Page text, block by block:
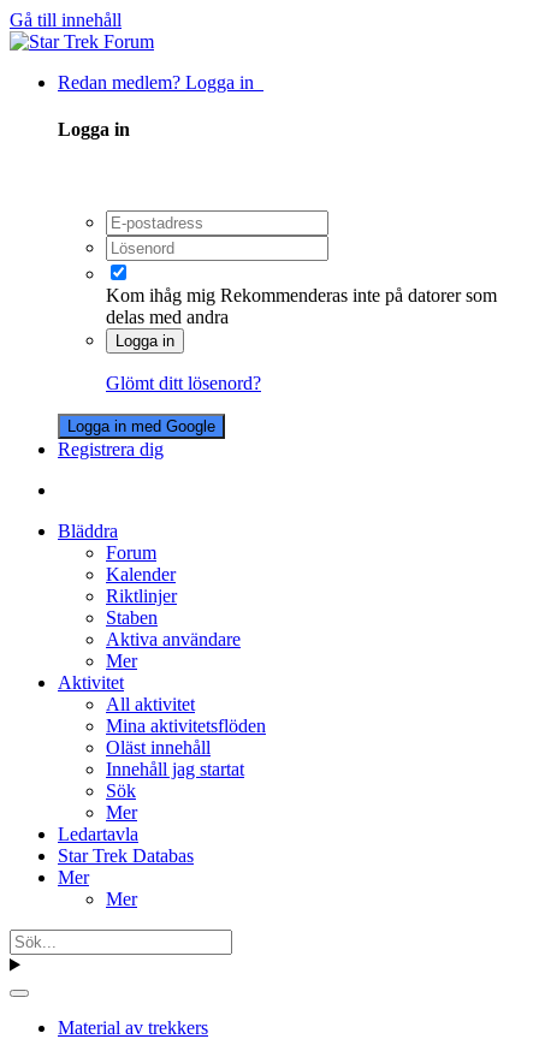
Gå till innehåll
Redan medlem? Logga in
Logga in
Kom ihåg mig Rekommenderas inte på datorer som
delas med andra
Logga in
Glömt ditt lösenord?
Logga in med Google
Registrera dig
Bläddra
Forum
Kalender
Riktlinjer
Staben
Aktiva användare
Mer
Aktivitet
All aktivitet
Mina aktivitetsflöden
Oläst innehåll
Innehåll jag startat
Sök
Mer
Ledartavla
Star Trek Databas
Mer
Mer
Material av trekkers